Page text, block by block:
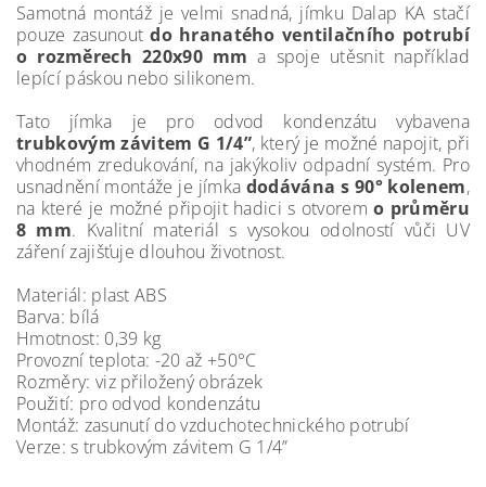
Samotná montáž je velmi snadná, jímku Dalap KA stačí
pouze zasunoutdo hranatého ventilačního potrubí
o rozměrech 220x90 mm a spoje utěsnit například
lepící páskou nebo silikonem.
Tato jímka je pro odvod kondenzátu vybavena
trubkovým závitem G 1/4”, který je možné napojit, při
vhodném zredukování, na jakýkoliv odpadní systém. Pro
usnadnění montáže je jímka dodávána s 90° kolenem,
na které je možné připojit hadici s otvoremo průměru
8 mm. Kvalitní materiál s vysokou odolností vůči UV
záření zajišťuje dlouhou životnost.
Materiál: plast ABS
Barva: bílá
Hmotnost: 0,39 kg
Provozní teplota: -20 až +50°C
Rozměry: viz přiložený obrázek
Použití: pro odvod kondenzátu
Montáž: zasunutí do vzduchotechnického potrubí
Verze: s trubkovým závitem G 1/4”